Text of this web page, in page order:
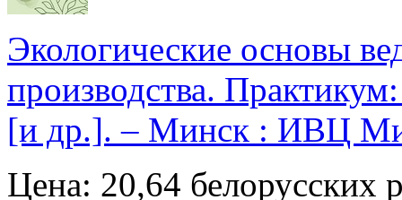
Экологические основы
производства.
[и др.]. – Минск : ИВЦ
Цена: 20,64 белорусских